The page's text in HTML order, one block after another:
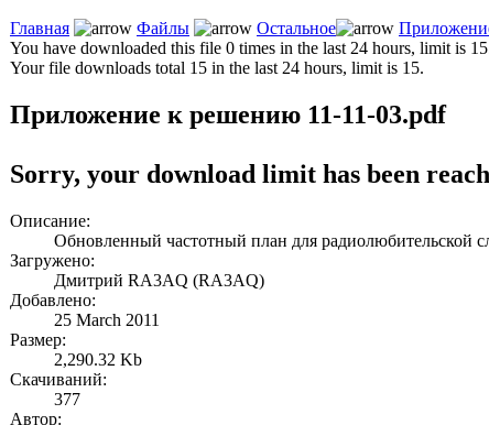
Главная Файлы Остальное
You have downloaded this file 0 times in the last 24 hours, limit is
Your file downloads total 15 in the last 24 hours, limit is 15.
Приложение к решению 11-11-03.pdf
Sorry, your download limit has been
Описание:
Обновленный частотный план для радиолюбительской
Загружено:
Дмитрий RA3AQ (RA3AQ)
Добавлено:
25 March 2011
Размер:
2,290.32 Kb
Скачиваний:
377
Автор: